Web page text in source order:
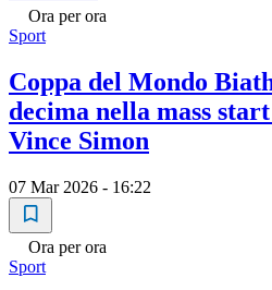
Ora per ora
Sport
Coppa del Mondo
decima nella mass
Vince Simon
07 Mar 2026 - 16:22
Ora per ora
Sport